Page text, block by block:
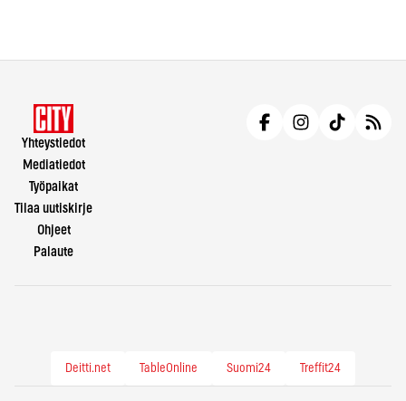
Yhteystiedot
Mediatiedot
Työpaikat
Tilaa uutiskirje
Ohjeet
Palaute
Deitti.net TableOnline Suomi24 Treffit24